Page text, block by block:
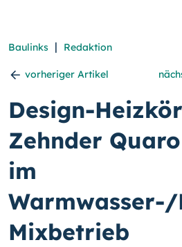
Baulinks | Redaktion
vorheriger Artikel
Design-
Zehnder
im
Mixbetrieb